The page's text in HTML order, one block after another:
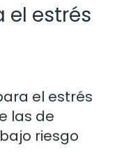
el estrés
el estrés
las de
riesgo